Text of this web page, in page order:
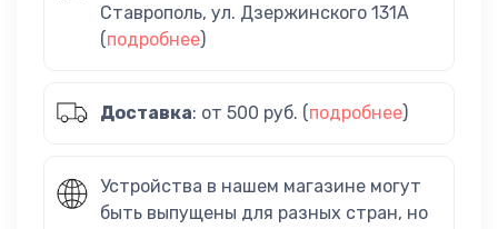
Ставрополь, ул. Дзержинского 131А
(подробнее)
Доставка: от 500 руб. (подробнее)
Устройства в нашем магазине могут
быть выпущены для разных стран, но